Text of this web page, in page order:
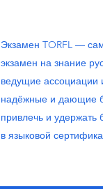
Экзамен TORFL —
экзамен на знание
ведущие ассоциации
надёжные и дающие
привлечь и удержать
в языковой